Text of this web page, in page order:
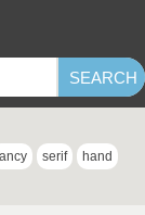
serif hand